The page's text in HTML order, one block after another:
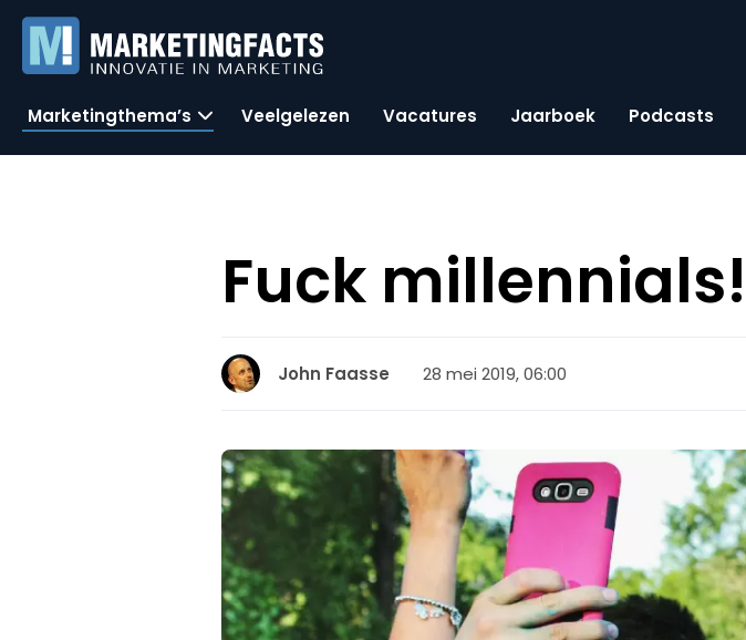
Marketingthema’s Veelgelezen Vacatures Jaarboek Podcasts
Fuck millennials!
John Faasse 28 mei 2019, 06:00